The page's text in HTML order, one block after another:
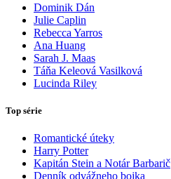
Dominik Dán
Julie Caplin
Rebecca Yarros
Ana Huang
Sarah J. Maas
Táňa Keleová Vasilková
Lucinda Riley
Top série
Romantické úteky
Harry Potter
Kapitán Stein a Notár Barbarič
Denník odvážneho bojka